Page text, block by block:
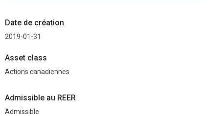
Date de création
2019-01-31
Asset class
Actions canadiennes
Admissible au REER
Admissible